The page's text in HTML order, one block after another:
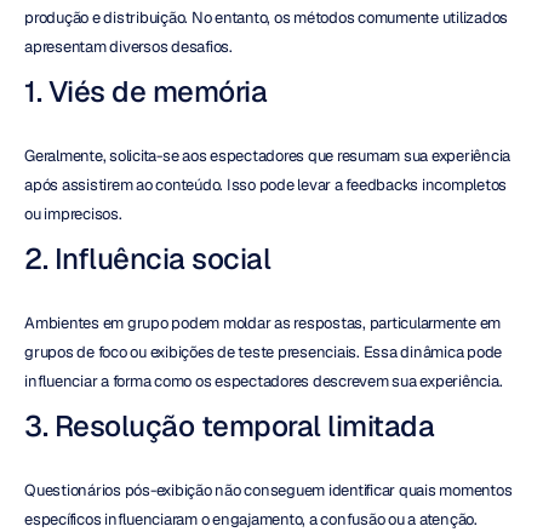
produção e distribuição. No entanto, os métodos comumente utilizados
apresentam diversos desafios.
1. Viés de memória
Geralmente, solicita-se aos espectadores que resumam sua experiência
após assistirem ao conteúdo. Isso pode levar a feedbacks incompletos
ou imprecisos.
2. Influência social
Ambientes em grupo podem moldar as respostas, particularmente em
grupos de foco ou exibições de teste presenciais. Essa dinâmica pode
influenciar a forma como os espectadores descrevem sua experiência.
3. Resolução temporal limitada
Questionários pós-exibição não conseguem identificar quais momentos
específicos influenciaram o engajamento, a confusão ou a atenção.